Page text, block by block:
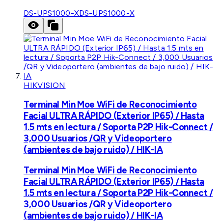
DS-UPS1000-XDS-UPS1000-X
HIKVISION
Terminal Min Moe WiFi de Reconocimiento
Facial ULTRA RÁPIDO (Exterior IP65) / Hasta
1.5 mts en lectura / Soporta P2P Hik-Connect /
3,000 Usuarios /QR y Videoportero
(ambientes de bajo ruido) / HIK-IA
Terminal Min Moe WiFi de Reconocimiento
Facial ULTRA RÁPIDO (Exterior IP65) / Hasta
1.5 mts en lectura / Soporta P2P Hik-Connect /
3,000 Usuarios /QR y Videoportero
(ambientes de bajo ruido) / HIK-IA